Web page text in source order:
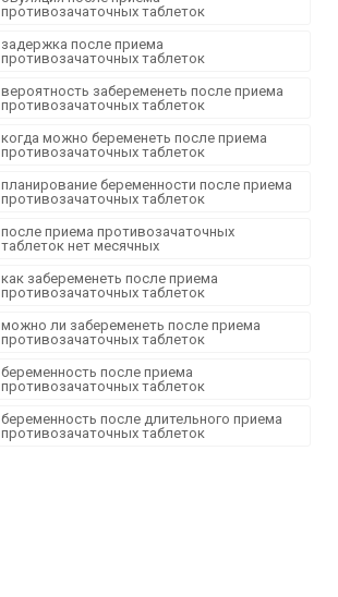
противозачаточных таблеток
задержка после приема
противозачаточных таблеток
вероятность забеременеть после приема
противозачаточных таблеток
когда можно беременеть после приема
противозачаточных таблеток
планирование беременности после приема
противозачаточных таблеток
после приема противозачаточных
таблеток нет месячных
как забеременеть после приема
противозачаточных таблеток
можно ли забеременеть после приема
противозачаточных таблеток
беременность после приема
противозачаточных таблеток
беременность после длительного приема
противозачаточных таблеток